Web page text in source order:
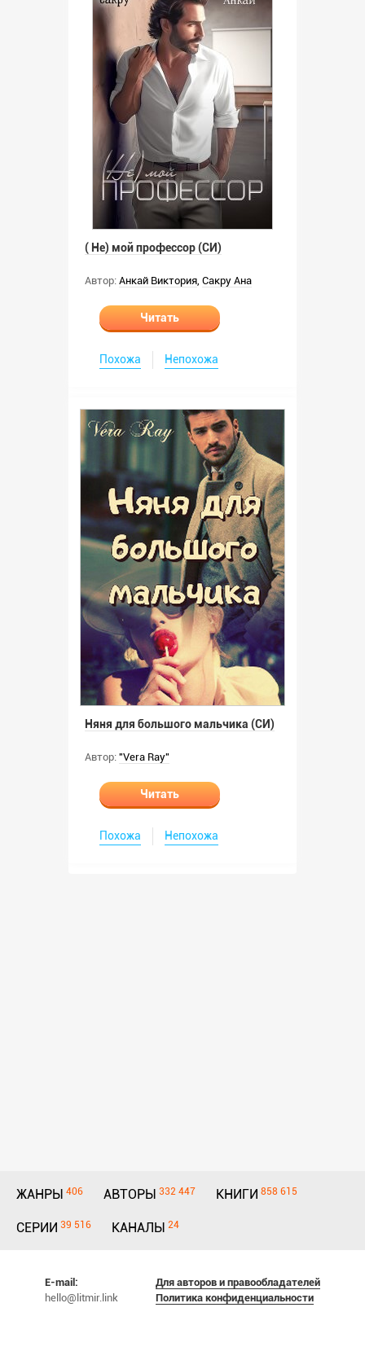
( Не) мой профессор (СИ)
Автор: Анкай Виктория, Сакру Ана
Читать
Похожа Непохожа
Няня для большого мальчика (СИ)
Автор: "Vera Ray"
Читать
Похожа Непохожа
ЖАНРЫ 406 АВТОРЫ 332 447 КНИГИ 858 615
СЕРИИ 39 516 КАНАЛЫ 24
E-mail:
hello@litmir.link
Для авторов и правообладателей
Политика конфиденциальности